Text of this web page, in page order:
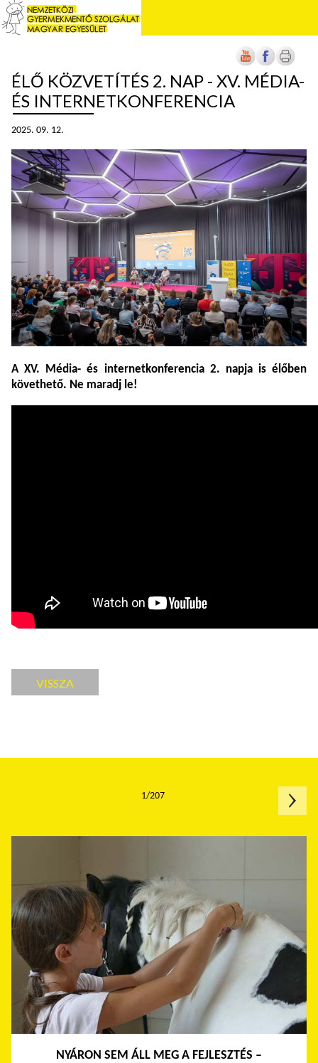
ÉLŐ KÖZVETÍTÉS 2. NAP - XV. MÉDIA-
ÉS INTERNETKONFERENCIA
2025. 09. 12.
A XV. Média- és internetkonferencia 2. napja is élőben
követhető. Ne maradj le!
VISSZA
NYÁRON SEM ÁLL MEG A FEJLESZTÉS –
1/207